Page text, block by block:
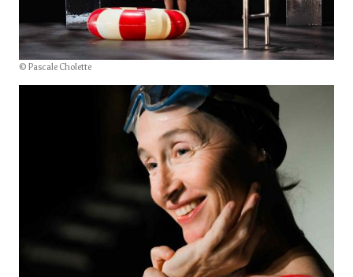
© Pascale Cholette